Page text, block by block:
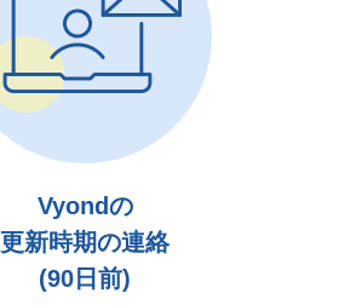
Vyondの
更新時期の連絡
(90日前)